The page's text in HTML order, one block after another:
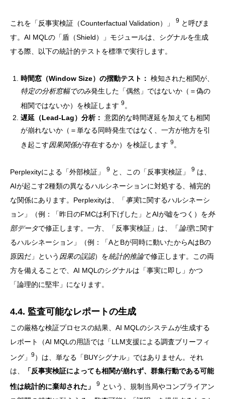
これを「反事実検証（Counterfactual Validation）」 9 と呼びま
す。AI MQLの「盾（Shield）」モジュールは、シグナルを生成
する際、以下の統計的テストを標準で実行します。
時間窓（Window Size）の摺動テスト： 検知された相関が、
特定の分析窓幅でのみ発生した「偶然」ではないか（＝偽の
相関ではないか）を検証します 9。
遅延（Lead-Lag）分析： 意図的な時間遅延を加えても相関
が崩れないか（＝単なる同時発生ではなく、一方が他方を引
き起こす因果関係が存在するか）を検証します 9。
Perplexityによる「外部検証」 9 と、この「反事実検証」 9 は、
AIが起こす2種類の異なるハルシネーションに対処する、補完的
な関係にあります。Perplexityは、「事実に関するハルシネーシ
ョン」（例：「昨日のFMCは利下げした」とAIが嘘をつく）を外
部データで修正します。一方、「反事実検証」は、「論理に関す
るハルシネーション」（例：「AとBが同時に動いたからAはBの
原因だ」という 因果の誤認）を統計的推論で修正します。この両
方を備えることで、AI MQLのシグナルは「事実に即し」かつ
「論理的に堅牢」になります。
4.4. 監査可能なレポートの生成
この厳格な検証プロセスの結果、AI MQLのシステムが生成する
レポート（AI MQLの用語では「LLM支援による調査ブリーフィ
ング」
9）は、単なる「BUYシグナル」ではありません。それ
は、
「反事実検証によっても相関が崩れず、群集行動である可能
性は統計的に棄却された」
9 という、規制当局やコンプライアン